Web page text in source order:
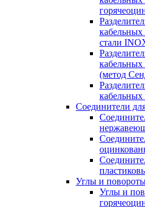
стали
(метод
кабельных
Соединители
Углы и
Углы и